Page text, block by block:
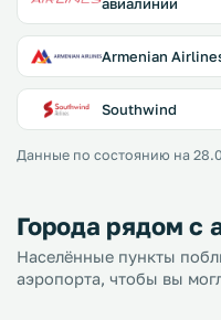
Armenian
Southwind
Данные по состоянию на
Города рядом с
Населённые пункты
аэропорта, чтобы вы